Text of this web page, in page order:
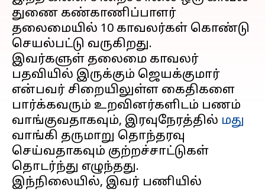
துணை கண்காணிப்பாளர்
தலைமையில் 10 காவலர்கள் கொண்டு
செயல்பட்டு வருகிறது.
இவர்களுள் தலைமை காவலர்
பதவியில் இருக்கும் ஜெயக்குமார்
என்பவர் சிறையிலுள்ள கைதிகளை
பார்க்கவரும் உறவினர்களிடம் பணம்
வாங்குவதாகவும், இரவுநேரத்தில் மது
வாங்கி தருமாறு தொந்தரவு
செய்வதாகவும் குற்றச்சாட்டுகள்
தொடர்ந்து எழுந்தது.
இந்நிலையில், இவர் பணியில்